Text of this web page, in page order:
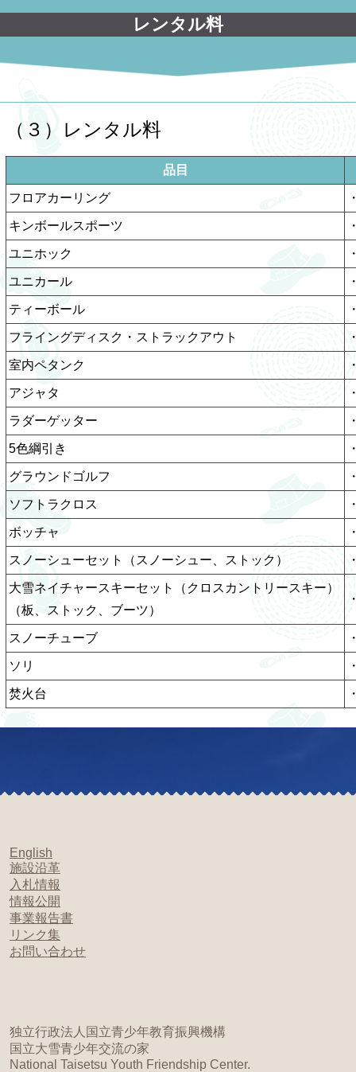
レンタル料
（３）レンタル料
品目
フロアカーリング
キンボールスポーツ
ユニホック
ユニカール
ティーボール
フライングディスク・ストラックアウト
室内ペタンク
アジャタ
ラダーゲッター
5色綱引き
グラウンドゴルフ
ソフトラクロス
ボッチャ
スノーシューセット（スノーシュー、ストック）
大雪ネイチャースキーセット（クロスカントリースキー）
（板、ストック、ブーツ）
スノーチューブ
ソリ
焚火台
English
施設沿革
入札情報
情報公開
事業報告書
リンク集
お問い合わせ
独立行政法人国立青少年教育振興機構
国立大雪青少年交流の家
National Taisetsu Youth Friendship Center.